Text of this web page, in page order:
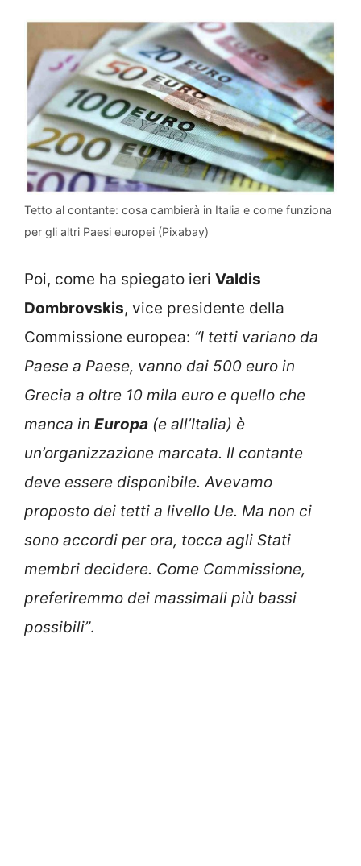
Tetto al contante: cosa cambierà in Italia e come funziona
per gli altri Paesi europei (Pixabay)
Poi, come ha spiegato ieri Valdis
Dombrovskis, vice presidente della
Commissione europea: “I tetti variano da
Paese a Paese, vanno dai 500 euro in
Grecia a oltre 10 mila euro e quello che
manca in Europa (e all’Italia) è
un’organizzazione marcata. Il contante
deve essere disponibile. Avevamo
proposto dei tetti a livello Ue. Ma non ci
sono accordi per ora, tocca agli Stati
membri decidere. Come Commissione,
preferiremmo dei massimali più bassi
possibili”.